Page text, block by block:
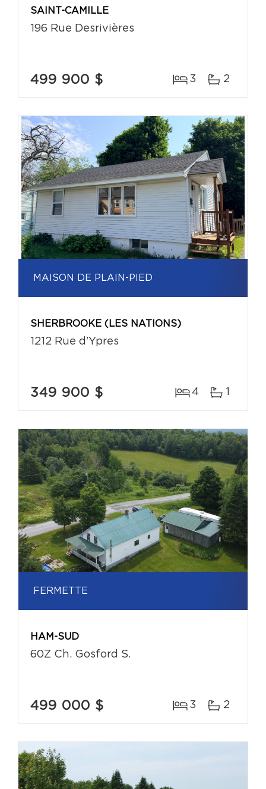
SAINT-CAMILLE
196 Rue Desrivières
499 900 $ 3 2
MAISON DE PLAIN-PIED
SHERBROOKE (LES NATIONS)
1212 Rue d'Ypres
349 900 $ 4 1
FERMETTE
HAM-SUD
60Z Ch. Gosford S.
499 000 $ 3 2